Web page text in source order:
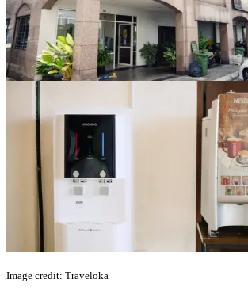
Image credit: Traveloka